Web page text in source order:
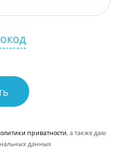
приватности, а также даю
данных